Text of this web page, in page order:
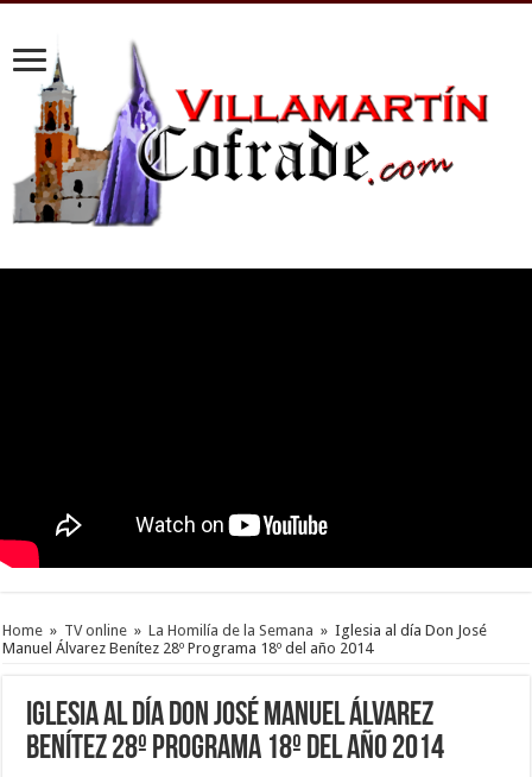
Home » TV online » La Homilía de la Semana » Iglesia al día Don José
Manuel Álvarez Benítez 28º Programa 18º del año 2014
Iglesia al día Don José Manuel Álvarez
Benítez 28º Programa 18º del año 2014